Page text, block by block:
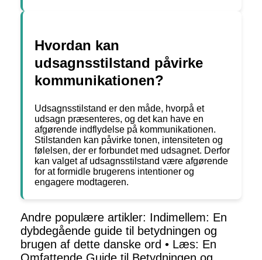
Hvordan kan
udsagnsstilstand påvirke
kommunikationen?
Udsagnsstilstand er den måde, hvorpå et
udsagn præsenteres, og det kan have en
afgørende indflydelse på kommunikationen.
Stilstanden kan påvirke tonen, intensiteten og
følelsen, der er forbundet med udsagnet. Derfor
kan valget af udsagnsstilstand være afgørende
for at formidle brugerens intentioner og
engagere modtageren.
Andre populære artikler: Indimellem: En
dybdegående guide til betydningen og
brugen af dette danske ord • Læs: En